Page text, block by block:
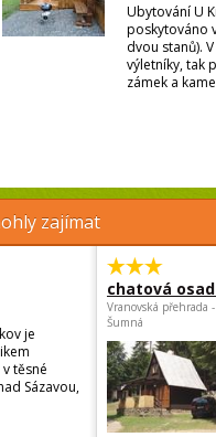
Ubytování U
poskytováno
dvou stanů).
výletníky, tak
zámek a
zajímat
je
těsné
Sázavou,
chatová
Vranovská přehrada
Šumná